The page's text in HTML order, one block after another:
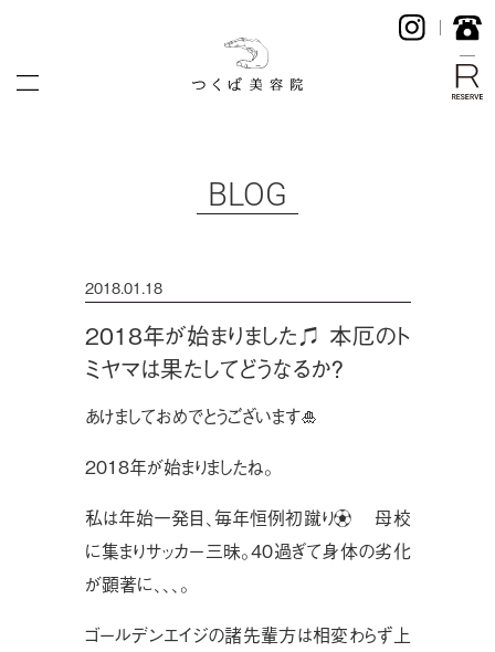
BLOG
2018.01.18
2018年が始まりました♫ 本厄のト
ミヤマは果たしてどうなるか？
あけましておめでとうございます🎍
2018年が始まりましたね。
私は年始一発目、毎年恒例初蹴り⚽️ 母校
に集まりサッカー三昧。40過ぎて身体の劣化
が顕著に、、、。
ゴールデンエイジの諸先輩方は相変わらず上